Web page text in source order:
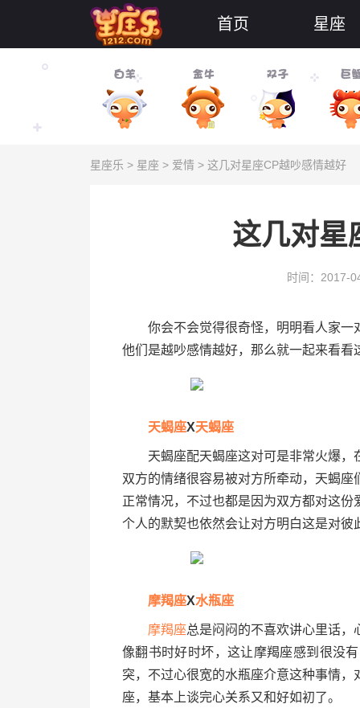
首页 星座
星座乐 > 星座 > 爱情 > 这几对星座CP越吵感情越好
这几对星
时间：2017-
你会不会觉得很奇怪，明明看人家一
他们是越吵感情越好，那么就一起来看看
天蝎座X天蝎座
天蝎座配天蝎座这对可是非常火爆，
双方的情绪很容易被对方所牵动，天蝎
正常情况，不过也都是因为双方都对这
个人的默契也依然会让对方明白这是对彼
摩羯座X水瓶座
摩羯座总是闷闷的不喜欢讲心里话，
像翻书时好时坏，这让摩羯座感到很没
突，不过心很宽的水瓶座介意这种事情
座，基本上谈完心关系又和好如初了。